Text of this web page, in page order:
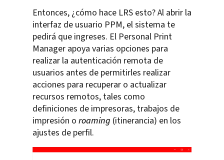
Entonces, ¿cómo hace LRS esto? Al abrir la
interfaz de usuario PPM, el sistema te
pedirá que ingreses. El Personal Print
Manager apoya varias opciones para
realizar la autenticación remota de
usuarios antes de permitirles realizar
acciones para recuperar o actualizar
recursos remotos, tales como
definiciones de impresoras, trabajos de
impresión o roaming (itinerancia) en los
ajustes de perfil.